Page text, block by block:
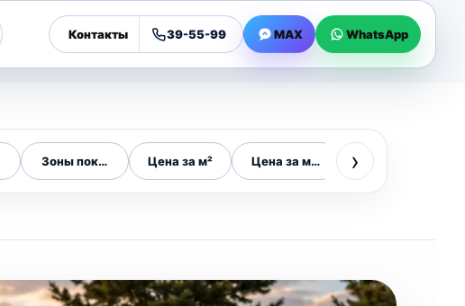
Контакты 39-55-99 MAX WhatsApp
Зоны покрытия Цена за м² Цена за метр На 10 соток
›